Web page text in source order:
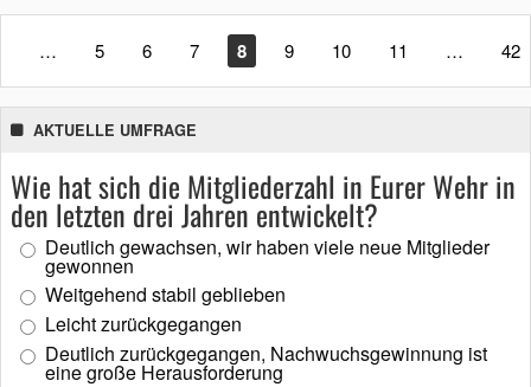
… 5 6 7 8 9 10 11 … 42
AKTUELLE UMFRAGE
Wie hat sich die Mitgliederzahl in Eurer Wehr in
den letzten drei Jahren entwickelt?
Deutlich gewachsen, wir haben viele neue Mitglieder
gewonnen
Weitgehend stabil geblieben
Leicht zurückgegangen
Deutlich zurückgegangen, Nachwuchsgewinnung ist
eine große Herausforderung